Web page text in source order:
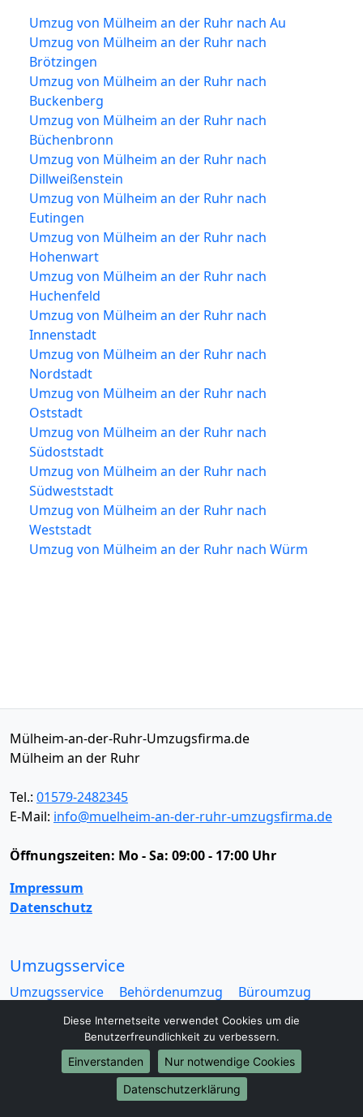
Umzug von Mülheim an der Ruhr nach Au
Umzug von Mülheim an der Ruhr nach
Brötzingen
Umzug von Mülheim an der Ruhr nach
Buckenberg
Umzug von Mülheim an der Ruhr nach
Büchenbronn
Umzug von Mülheim an der Ruhr nach
Dillweißenstein
Umzug von Mülheim an der Ruhr nach
Eutingen
Umzug von Mülheim an der Ruhr nach
Hohenwart
Umzug von Mülheim an der Ruhr nach
Huchenfeld
Umzug von Mülheim an der Ruhr nach
Innenstadt
Umzug von Mülheim an der Ruhr nach
Nordstadt
Umzug von Mülheim an der Ruhr nach
Oststadt
Umzug von Mülheim an der Ruhr nach
Südoststadt
Umzug von Mülheim an der Ruhr nach
Südweststadt
Umzug von Mülheim an der Ruhr nach
Weststadt
Umzug von Mülheim an der Ruhr nach Würm
Mülheim-an-der-Ruhr-Umzugsfirma.de
Mülheim an der Ruhr
Tel.: 01579-2482345
E-Mail: info@muelheim-an-der-ruhr-umzugsfirma.de
Öffnungszeiten: Mo - Sa: 09:00 - 17:00 Uhr
Impressum
Datenschutz
Umzugsservice
Umzugsservice Behördenumzug
Büroumzug
Mini Umzug
Praxisumzug
Privatumzug
Seniorenumzug
Studentenumzug
Beiladung
Entrümpelung
Halteverbotszone
Klaviertransport
Haushaltsauflösung
Möbeltaxi
Diese Internetseite verwendet Cookies um die
Benutzerfreundlichkeit zu verbessern.
Einverstanden
Nur notwendige Cookies
Datenschutzerklärung